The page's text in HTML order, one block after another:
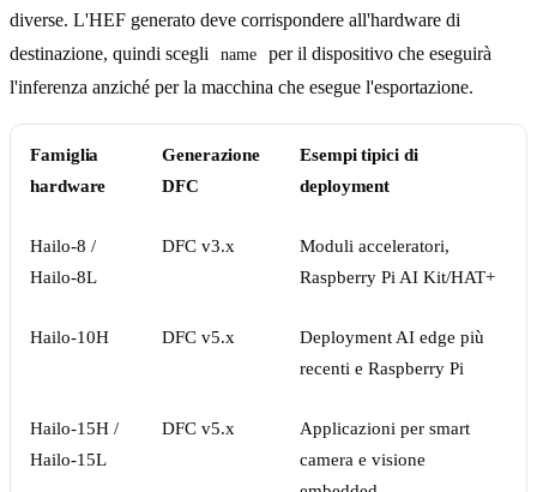
diverse. L'HEF generato deve corrispondere all'hardware di
destinazione, quindi scegli
name
per il dispositivo che eseguirà
l'inferenza anziché per la macchina che esegue l'esportazione.
Famiglia
hardware
Generazione
DFC
Esempi tipici di
deployment
Hailo-8 /
Hailo-8L
DFC v3.x
Moduli acceleratori,
Raspberry Pi AI Kit/HAT+
Hailo-10H DFC v5.x
Deployment AI edge più
recenti e Raspberry Pi
Hailo-15H /
Hailo-15L
DFC v5.x
Applicazioni per smart
camera e visione